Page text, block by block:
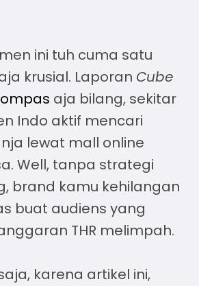
ini tuh cuma satu
krusial. Laporan Cube
aja bilang, sekitar
Indo aktif mencari
lewat mall online
Well, tanpa strategi
brand kamu kehilangan
buat audiens yang
THR melimpah.
karena artikel ini,